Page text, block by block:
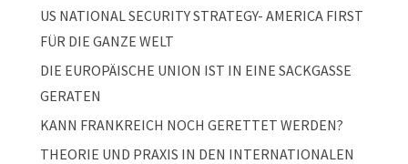
US NATIONAL SECURITY STRATEGY- AMERICA FIRST
FÜR DIE GANZE WELT
DIE EUROPÄISCHE UNION IST IN EINE SACKGASSE
GERATEN
KANN FRANKREICH NOCH GERETTET WERDEN?
THEORIE UND PRAXIS IN DEN INTERNATIONALEN